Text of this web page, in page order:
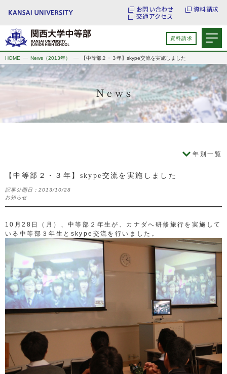
お問い合わせ
資料請求
交通アクセス
資料請求
HOME News（2013年） 【中等部２・３年】skype交流を実施しました
年別一覧
【中等部２・３年】skype交流を実施しました
記事公開日： 2013/10/28
お知らせ
10月28日（月）、中等部２年生が、カナダへ研修旅行を実施して
いる中等部３年生とskype交流を行いました。